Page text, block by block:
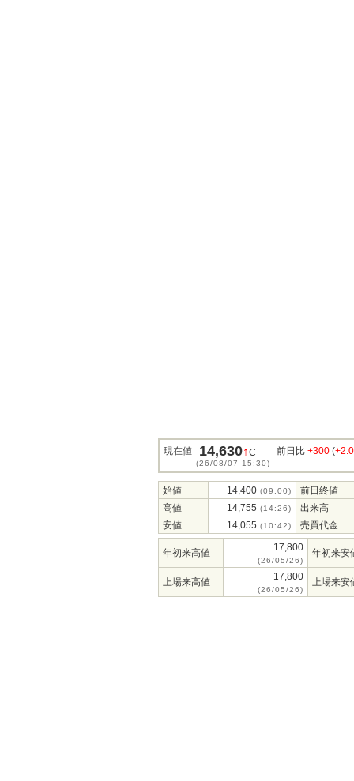
現在値 14,630↑C
(26/08/07 15:30)
前日比 +300 (
始値 14,400 (09:00)
前日終値
高値
14,755 (14:26)
出来高
安値
14,055 (10:42) 売買代金
年初来高値 17,800
(26/05/26)
年初来安
上場来高値 17,800
(26/05/26)
上場来安